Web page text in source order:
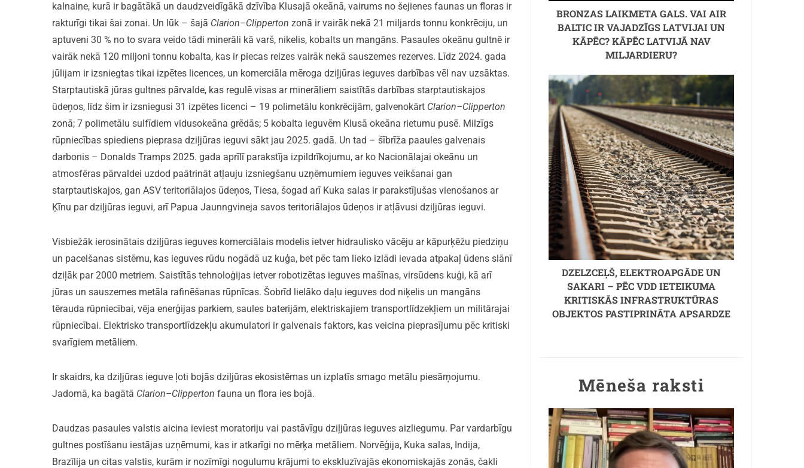
kalnaine, kurā ir bagātākā un daudzveidīgākā dzīvība Klusajā okeānā, vairums no šejienes faunas un floras ir
rakturīgi tikai šai zonai. Un lūk – šajā Clarion–Clipperton zonā ir vairāk nekā 21 miljards tonnu konkrēciju, un
aptuveni 30 % no to svara veido tādi minerāli kā varš, nikelis, kobalts un mangāns. Pasaules okeānu gultnē ir
vairāk nekā 120 miljoni tonnu kobalta, kas ir piecas reizes vairāk nekā sauszemes rezerves. Līdz 2024. gada
jūlijam ir izsniegtas tikai izpētes licences, un komerciāla mēroga dziļjūras ieguves darbības vēl nav uzsāktas.
Starptautiskā jūras gultnes pārvalde, kas regulē visas ar minerāliem saistītās darbības starptautiskajos
ūdeņos, līdz šim ir izsniegusi 31 izpētes licenci – 19 polimetālu konkrēcijām, galvenokārt Clarion–Clipperton
zonā; 7 polimetālu sulfīdiem vidusokeāna grēdās; 5 kobalta ieguvēm Klusā okeāna rietumu pusē. Milzīgs
rūpniecības spiediens pieprasa dziļjūras ieguvi sākt jau 2025. gadā. Un tad – šībrīža paaules galvenais
darbonis – Donalds Tramps 2025. gada aprīlī parakstīja izpildrīkojumu, ar ko Nacionālajai okeānu un
atmosfēras pārvaldei uzdod paātrināt atļauju izsniegšanu uzņēmumiem ieguves veikšanai gan
starptautiskajos, gan ASV teritoriālajos ūdeņos, Tiesa, šogad arī Kuka salas ir parakstījušas vienošanos ar
Ķīnu par dziļjūras ieguvi, arī Papua Jaunngvineja savos teritoriālajos ūdeņos ir atļāvusi dziļjūras ieguvi.
Visbiežāk ierosinātais dziļjūras ieguves komerciālais modelis ietver hidraulisko vācēju ar kāpurķēžu piedziņu
un pacelšanas sistēmu, kas ieguves rūdu nogādā uz kuģa, bet pēc tam lieko izlādi ievada atpakaļ ūdens slānī
dziļāk par 2000 metriem. Saistītās tehnoloģijas ietver robotizētas ieguves mašīnas, virsūdens kuģi, kā arī
jūras un sauszemes metāla rafinēšanas rūpnīcas. Šobrīd lielāko daļu ieguves dod niķelis un mangāns
tērauda rūpniecībai, vēja enerģijas parkiem, saules baterijām, elektriskajiem transportlīdzekļiem un militārajai
rūpniecībai. Elektrisko transportlīdzekļu akumulatori ir galvenais faktors, kas veicina pieprasījumu pēc kritiski
svarīgiem metāliem.
Ir skaidrs, ka dziļjūras ieguve ļoti bojās dziļjūras ekosistēmas un izplatīs smago metālu piesārņojumu.
Jadomā, ka bagātā Clarion–Clipperton fauna un flora ies bojā.
Daudzas pasaules valstis aicina ieviest moratoriju vai pastāvīgu dziļjūras ieguves aizliegumu. Par vardarbīgu
gultnes postīšanu iestājas uzņēmumi, kas ir atkarīgi no mērķa metāliem. Norvēģija, Kuka salas, Indija,
Brazīlija un citas valstis, kurām ir nozīmīgi nogulumu krājumi to ekskluzīvajās ekonomiskajās zonās, čakli
BRONZAS LAIKMETA GALS. VAI AIR
BALTIC IR VAJADZĪGS LATVIJAI UN
KĀPĒC? KĀPĒC LATVIJĀ NAV
MILJARDIERU?
DZELZCEĻŠ, ELEKTROAPGĀDE UN
SAKARI – PĒC VDD IETEIKUMA
KRITISKĀS INFRASTRUKTŪRAS
OBJEKTOS PASTIPRINĀTA APSARDZE
Mēneša raksti